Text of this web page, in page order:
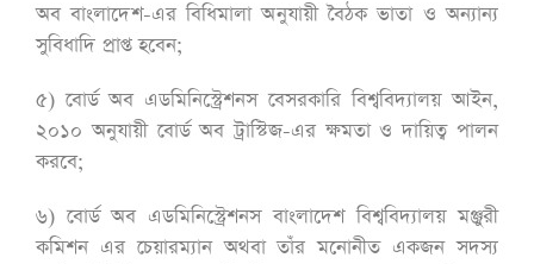
অব বাংলাদেশ-এর বিধিমালা অনুযায়ী বৈঠক ভাতা ও অন্যান্য
সুবিধাদি প্রাপ্ত হবেন;
৫) বোর্ড অব এডমিনিস্ট্রেশনস বেসরকারি বিশ্ববিদ্যালয় আইন,
২০১০ অনুযায়ী বোর্ড অব ট্রাস্টিজ-এর ক্ষমতা ও দায়িত্ব পালন
করবে;
৬) বোর্ড অব এডমিনিস্ট্রেশনস বাংলাদেশ বিশ্ববিদ্যালয় মঞ্জুরী
কমিশন এর চেয়ারম্যান অথবা তাঁর মনোনীত একজন সদস্য